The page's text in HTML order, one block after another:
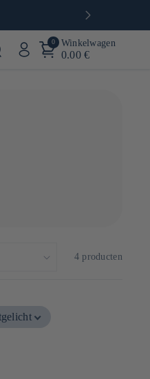
0 Winkelwagen
0.00 €
renouveau
4 producten